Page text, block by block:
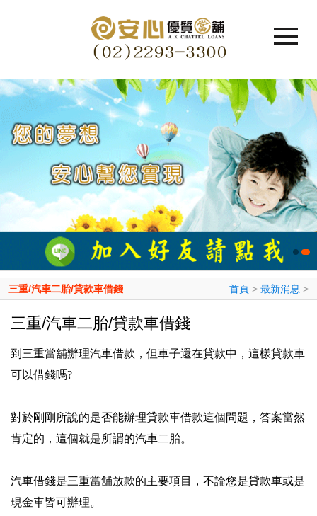
三重/汽車二胎/貸款車借錢 首頁 > 最新消息 >
三重/汽車二胎/貸款車借錢
到三重當舖辦理汽車借款，但車子還在貸款中，這樣貸款車
可以借錢嗎?
對於剛剛所說的是否能辦理貸款車借款這個問題，答案當然
肯定的，這個就是所謂的汽車二胎。
汽車借錢是三重當舖放款的主要項目，不論您是貸款車或是
現金車皆可辦理。